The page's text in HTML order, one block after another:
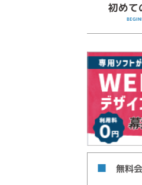
初めて
無料